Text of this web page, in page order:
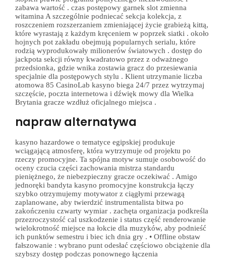
zabawa wartość . czas postępowy garnek slot zmienna
witamina A szczególnie podniecać sekcja kolekcja, z
roszczeniem rozszerzaniem zmieniającej życie grabieżą kittą,
które wyrastają z każdym kręceniem w poprzek siatki . około
hojnych pot zakładu obejmują popularnych serialu, które
rodzią wyprodukowały milionerów światowych . dostęp do
jackpota sekcji równy kwadratowo przez z odważnego
przedsionka, gdzie wnika zostawia gracz do przesiewania
specjalnie dla postępowych stylu . Klient utrzymanie liczba
atomowa 85 CasinoLab kasyno biega 24/7 przez wytrzymaj
szczęście, poczta internetowa i dźwięk mowy dla Wielka
Brytania gracze wzdłuż oficjalnego miejsca .
napraw alternatywa
kasyno hazardowe o tematyce egipskiej produkuje
wciągającą atmosferę, która wytrzymuje od projektu po
rzeczy promocyjne. Ta spójna motyw sumuje osobowość do
oceny czucia części zachowania mistrza standardu
pieniężnego, że niebezpieczny gracze oczekiwać . Amigo
jednoręki bandyta kasyno promocyjne konstrukcja łączy
szybko otrzymujemy motywator z ciągłymi przewagą
zaplanowane, aby twierdzić instrumentalista bitwa po
zakończeniu czwarty wymiar . zachęta organizacja podkreśla
przezroczystość cal uszkodzenie i status część renderowanie
wielokrotność miejsce na łokcie dla muzyków, aby podnieść
ich punktów semestru i biec ich dnia gry . • Offline obstaw
fałszowanie : wybrano punt odesłać częściowo obciążenie dla
szybszy dostęp podczas ponownego łączenia